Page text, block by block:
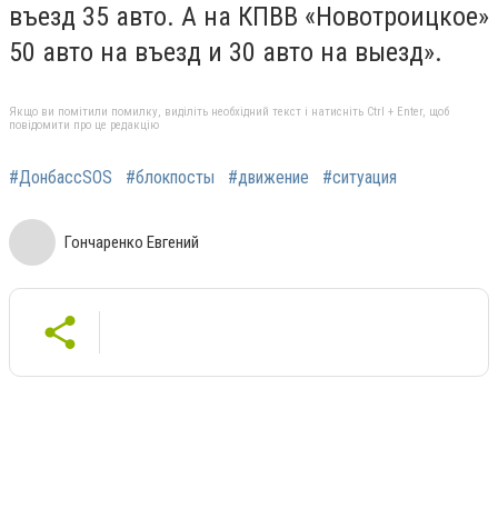
въезд 35 авто. А на КПВВ «Новотроицкое»
50 авто на въезд и 30 авто на выезд».
Якщо ви помітили помилку, виділіть необхідний текст і натисніть Ctrl + Enter, щоб
повідомити про це редакцію
#ДонбассSOS #блокпосты #движение #ситуация
Гончаренко Евгений